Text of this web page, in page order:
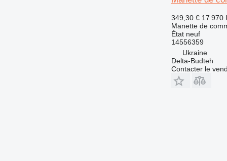
349,30 € 17 970
Manette de
Étatneuf
14556359
Ukraine
Delta-Budteh
Contacter le